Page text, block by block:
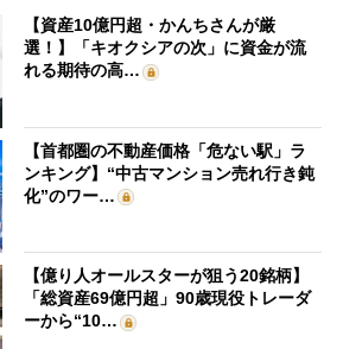
【資産10億円超・かんちさんが厳
選！】「キオクシアの次」に資金が流
れる期待の高…
【首都圏の不動産価格「危ない駅」ラ
ンキング】“中古マンション売れ行き鈍
化”のワー…
【億り人オールスターが狙う20銘柄】
「総資産69億円超」90歳現役トレーダ
ーから“10…